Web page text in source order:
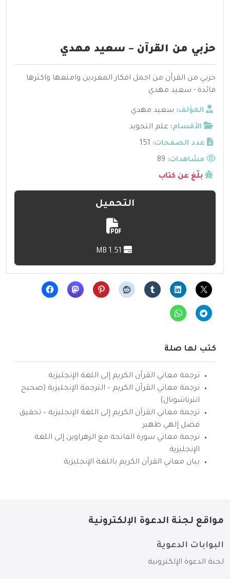
حزبي من القرآن – سعيد مهدي
حزبي من القرآن من اجمل افكار المغردين وامتعها واكثرها
فائدة - سعيد مهدي
المؤلف: سعيد مهدي
الأقسام: علم التجويد
عدد الصفحات: 151
مشاهدات:
بلّغ عن كتاب
التحميل
كتب لها صلة
ترجمة معاني القرآن الكريم إلى اللغة الإنجليزية
ترجمة معاني القرآن الكريم – الترجمة الإنجليزية (صحيح
انترناشونال)
ترجمة معاني القرآن الكريم إلى اللغة الإنجليزية – تحقيق
فضل إلهي ظهير
ترجمة معاني سورة الفاتحة مع الزهراوين إلى اللغة
الإنجليزية
بيان معاني القرآن الكريم باللغة الإنجليزية
مواقع لجنة الدعوة الإلكترونية
البوابات الدعوية
لجنة الدعوة الإلكترونية